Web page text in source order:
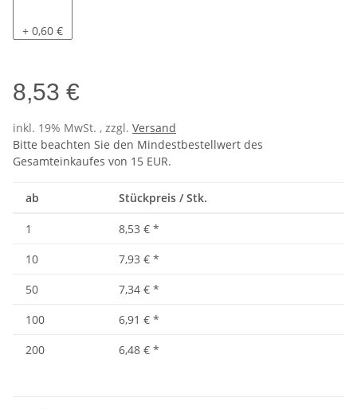
Pacific
+ 0,60 €
8,53 €
inkl. 19% MwSt. , zzgl. Versand
Bitte beachten Sie den Mindestbestellwert des
Gesamteinkaufes von 15 EUR.
ab Stückpreis / Stk.
1 8,53 € *
10
7,93 € *
50
7,34 € *
100
6,91 € *
200
6,48 € *